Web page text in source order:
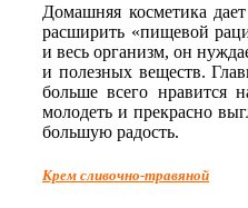
Домашняя косметика
расширить «пищевой
и весь организм, он
и полезных веществ.
больше всего нравится
молодеть и прекрасно
большую радость.
Крем сливочно-травяной